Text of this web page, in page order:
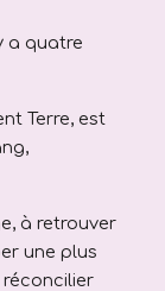
a quatre
Terre, est
, à retrouver
une plus
réconcilier